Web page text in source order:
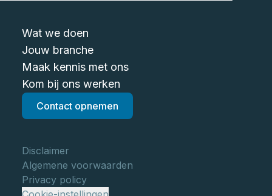
Wat we doen
Jouw branche
Maak kennis met ons
Kom bij ons werken
Contact opnemen
Disclaimer
Algemene voorwaarden
Privacy policy